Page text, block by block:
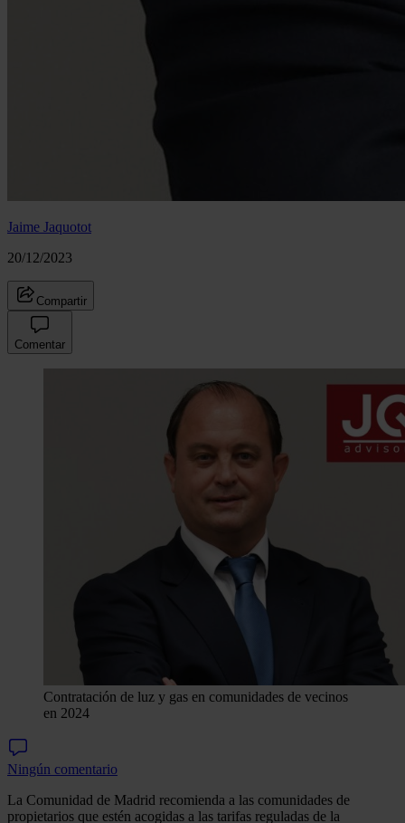
Jaime Jaquotot
20/12/2023
Compartir
Comentar
Contratación de luz y gas en comunidades de vecinos
en 2024
Ningún comentario
La Comunidad de Madrid recomienda a las comunidades de
propietarios que estén acogidas a las tarifas reguladas de la